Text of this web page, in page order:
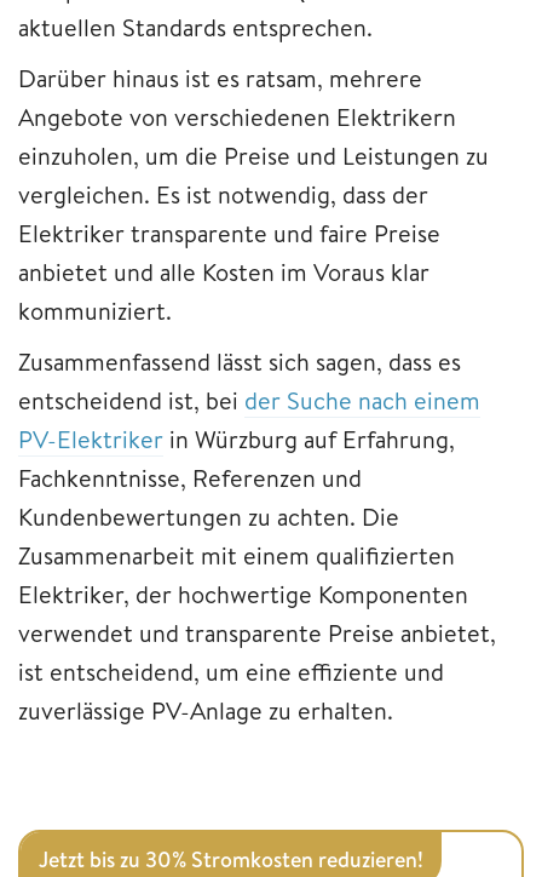
aktuellen Standards entsprechen.
Darüber hinaus ist es ratsam, mehrere
Angebote von verschiedenen Elektrikern
einzuholen, um die Preise und Leistungen zu
vergleichen. Es ist notwendig, dass der
Elektriker transparente und faire Preise
anbietet und alle Kosten im Voraus klar
kommuniziert.
Zusammenfassend lässt sich sagen, dass es
entscheidend ist, bei der Suche nach einem
PV-Elektriker in Würzburg auf Erfahrung,
Fachkenntnisse, Referenzen und
Kundenbewertungen zu achten. Die
Zusammenarbeit mit einem qualifizierten
Elektriker, der hochwertige Komponenten
verwendet und transparente Preise anbietet,
ist entscheidend, um eine effiziente und
zuverlässige PV-Anlage zu erhalten.
Jetzt bis zu 30% Stromkosten reduzieren!